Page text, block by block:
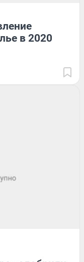
в 2020